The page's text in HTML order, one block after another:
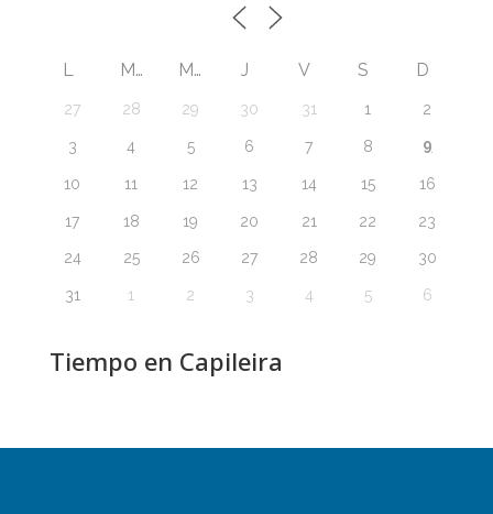
L M M J V S D
27 28 29 30 31 1 2
3 4 5 6 7 8 9
10 11 12 13 14 15 16
17 18 19 20 21 22 23
24 25 26 27 28 29 30
31 1 2 3 4 5 6
Tiempo en Capileira